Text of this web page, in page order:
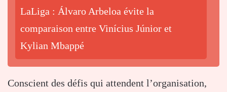
LaLiga : Álvaro Arbeloa évite la
comparaison entre Vinícius Júnior et
Kylian Mbappé
Conscient des défis qui attendent l’organisation,